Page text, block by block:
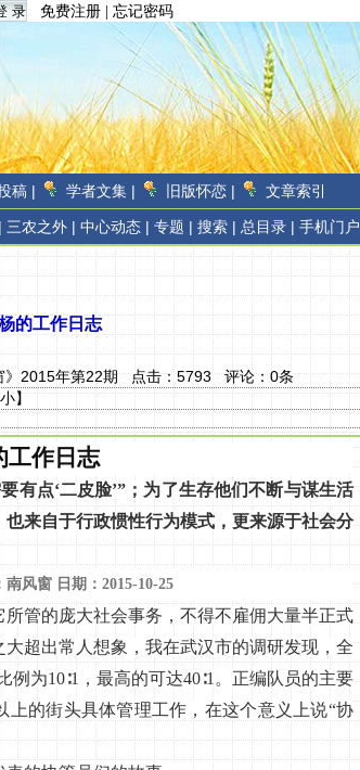
免费注册 忘记密码
稿 | 学者文集 | 旧版怀恋 | 文章索引
三农之外 | 中心动态 | 专题 | 搜索 | 总目录 | 手机门户
的工作日志
》2015年第22期点击：5793 评论：0条
小】
工作日志
有点‘二皮脸’”；为了生存他们不断与谋生活
来自于行政惯性行为模式，更来源于社会分
风窗 日期：2015-10-25
管的庞大社会事务，不得不雇佣大量半正式
超出常人想象，我在武汉市的调研发现，全
为10∶1，最高的可达40∶1。正编队员的主要
上的街头具体管理工作，在这个意义上说“协